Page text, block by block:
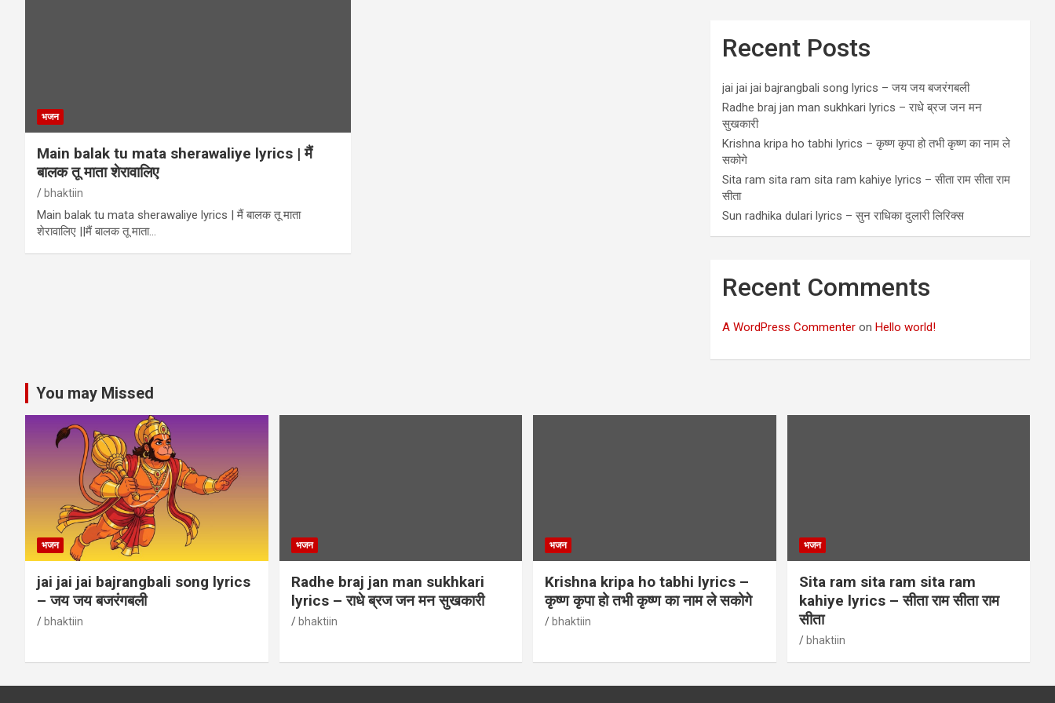
भजन
Main balak tu mata sherawaliye lyrics | मैं
बालक तू माता शेरावालिए
bhaktiin
Main balak tu mata sherawaliye lyrics | मैं बालक तू माता
शेरावालिए ||मैं बालक तू माता…
Recent Posts
jai jai jai bajrangbali song lyrics – जय जय बजरंगबली
Radhe braj jan man sukhkari lyrics – राधे ब्रज जन मन
सुखकारी
Krishna kripa ho tabhi lyrics – कृष्ण कृपा हो तभी कृष्ण का नाम ले
सकोगे
Sita ram sita ram sita ram kahiye lyrics – सीता राम सीता राम
सीता
Sun radhika dulari lyrics – सुन राधिका दुलारी लिरिक्स
Recent Comments
A WordPress Commenter onHello world!
You may Missed
भजन
jai jai jai bajrangbali song lyrics
– जय जय बजरंगबली
bhaktiin
भजन
Radhe braj jan man sukhkari
lyrics – राधे ब्रज जन मन सुखकारी
bhaktiin
भजन
Krishna kripa ho tabhi lyrics –
कृष्ण कृपा हो तभी कृष्ण का नाम ले सकोगे
bhaktiin
भजन
Sita ram sita ram sita ram
kahiye lyrics – सीता राम सीता राम
सीता
bhaktiin